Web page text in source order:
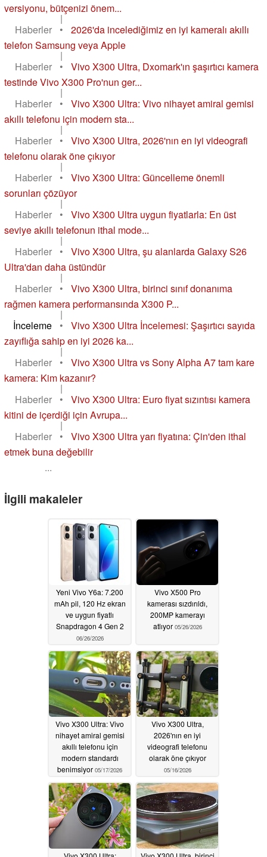
versiyonu, bütçenizi önem...
|
Haberler
•
2026'da incelediğimiz en iyi kameralı akıllı
telefon Samsung veya Apple
|
Haberler
•
Vivo X300 Ultra, Dxomark'ın şaşırtıcı kamera
testinde Vivo X300 Pro'nun ger...
|
Haberler
•
Vivo X300 Ultra: Vivo nihayet amiral gemisi
akıllı telefonu için modern sta...
|
Haberler
•
Vivo X300 Ultra, 2026'nın en iyi videografi
telefonu olarak öne çıkıyor
|
Haberler
•
Vivo X300 Ultra: Güncelleme önemli
sorunları çözüyor
|
Haberler
•
Vivo X300 Ultra uygun fiyatlarla: En üst
seviye akıllı telefonun ithal mode...
|
Haberler
•
Vivo X300 Ultra, şu alanlarda Galaxy S26
Ultra'dan daha üstündür
|
Haberler
•
Vivo X300 Ultra, birinci sınıf donanıma
rağmen kamera performansında X300 P...
|
İnceleme
•
Vivo X300 Ultra İncelemesi: Şaşırtıcı sayıda
zayıflığa sahip en iyi 2026 ka...
|
Haberler
•
Vivo X300 Ultra vs Sony Alpha A7 tam kare
kamera: Kim kazanır?
|
Haberler
•
Vivo X300 Ultra: Euro fiyat sızıntısı kamera
kitini de içerdiği için Avrupa...
|
Haberler
•
Vivo X300 Ultra yarı fiyatına: Çin'den ithal
etmek buna değebilir
...
İlgili makaleler
Yeni Vivo Y6a: 7.200
mAh pil, 120 Hz ekran
ve uygun fiyatlı
Snapdragon 4 Gen 2
06/26/2026
Vivo X500 Pro
kamerası sızdırıldı,
200MP kamerayı
atlıyor 05/26/2026
Vivo X300 Ultra: Vivo
nihayet amiral gemisi
akıllı telefonu için
modern standardı
benimsiyor 05/17/2026
Vivo X300 Ultra,
2026'nın en iyi
videografi telefonu
olarak öne çıkıyor
05/16/2026